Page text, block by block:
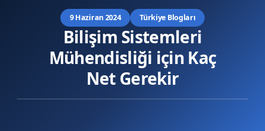
9 Haziran 2024 Türkiye Blogları
Bilişim Sistemleri
Mühendisliği için Kaç
Net Gerekir